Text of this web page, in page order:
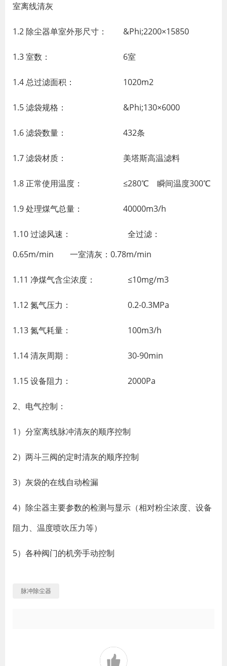
室离线清灰
1.2 除尘器单室外形尺寸： &Phi;2200×15850
1.3 室数： 6室
1.4 总过滤面积： 1020m2
1.5 滤袋规格： &Phi;130×6000
1.6 滤袋数量： 432条
1.7 滤袋材质： 美塔斯高温滤料
1.8 正常使用温度： ≤280℃ 瞬间温度300℃
1.9 处理煤气总量： 40000m3/h
1.10 过滤风速： 全过滤：
0.65m/min 一室清灰：0.78m/min
1.11 净煤气含尘浓度： ≤10mg/m3
1.12 氮气压力： 0.2-0.3MPa
1.13 氮气耗量： 100m3/h
1.14 清灰周期： 30-90min
1.15 设备阻力： 2000Pa
2、电气控制：
1）分室离线脉冲清灰的顺序控制
2）两斗三阀的定时清灰的顺序控制
3）灰袋的在线自动检漏
4）除尘器主要参数的检测与显示（相对粉尘浓度、设备
阻力、温度喷吹压力等）
5）各种阀门的机旁手动控制
脉冲除尘器